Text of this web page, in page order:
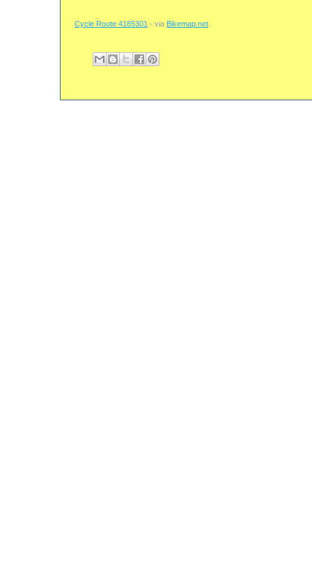
Cycle Route 4185301 - via Bikemap.net